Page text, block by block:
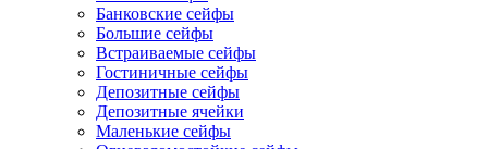
Банковские сейфы
Большие сейфы
Встраиваемые сейфы
Гостиничные сейфы
Депозитные сейфы
Депозитные ячейки
Маленькие сейфы